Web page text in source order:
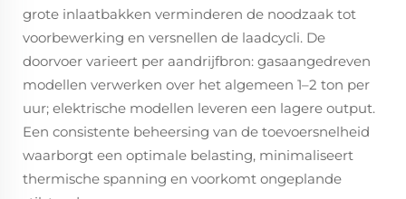
grote inlaatbakken verminderen de noodzaak tot
voorbewerking en versnellen de laadcycli. De
doorvoer varieert per aandrijfbron: gasaangedreven
modellen verwerken over het algemeen 1–2 ton per
uur; elektrische modellen leveren een lagere output.
Een consistente beheersing van de toevoersnelheid
waarborgt een optimale belasting, minimaliseert
thermische spanning en voorkomt ongeplande